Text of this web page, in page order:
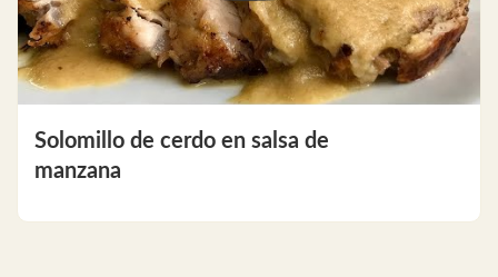
Solomillo de cerdo en salsa de
manzana